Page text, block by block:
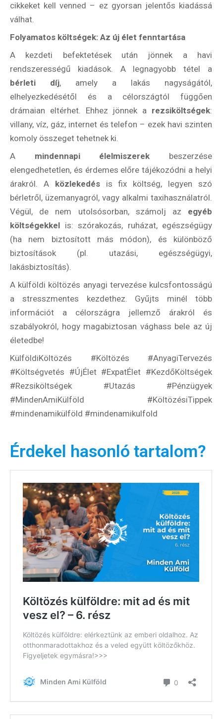
cikkeket kell venned – ez gyorsan jelentős kiadássá
válhat.
Folyamatos költségek: Az új élet fenntartása
A kezdeti befektetések után jönnek a havi
rendszerességű kiadások. A legnagyobb tétel a
bérleti díj, amely a lakás nagyságától,
elhelyezkedésétől és a célországtól függően
drámaian eltérhet. Ehhez jönnek a rezsiköltségek:
villany, víz, gáz, internet és telefon – ezek havi szinten
komoly összeget tehetnek ki.
A mindennapi élelmiszerek beszerzése
elengedhetetlen, és érdemes előre tájékozódni a helyi
árakról. A közlekedésis fix költség, legyen szó
bérletről, üzemanyagról, vagy alkalmi taxihasználatról.
Végül, de nem utolsósorban, számolj az egyéb
költségekkel is: szórakozás, ruházat, egészségügy
(ha nem biztosított más módon), és különböző
biztosítások (pl. utazási, egészségügyi,
lakásbiztosítás).
A külföldi költözés anyagi tervezése kulcsfontosságú
a stresszmentes kezdethez. Gyűjts minél több
információt a célországra jellemző árakról és
szabályokról, hogy magabiztosan vághass bele az új
életedbe!
KülföldiKöltözés #Költözés #AnyagiTervezés
#Költségvetés #ÚjÉlet #ExpatÉlet #KezdőKöltségek
#Rezsiköltségek #Utazás #Pénzügyek
#MindenAmiKülföld #KöltözésiTippek
#mindenamikülföld #mindenamikulfold
Érdekel hasonló tartalom?